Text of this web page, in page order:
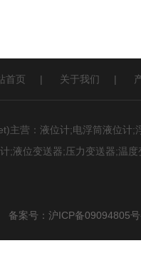
首页 | 关于我们 |
主营：液位计;电浮筒液位
;液位变送器;压力变送器;温
备案号：沪ICP备09094805